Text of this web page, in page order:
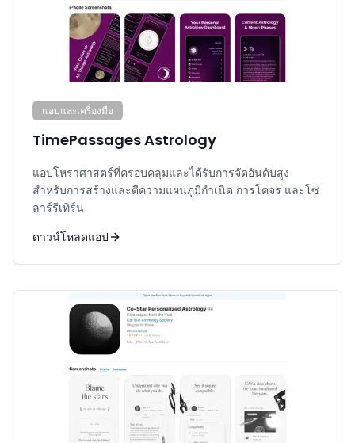
แอปและเครื่องมือ
TimePassages Astrology
แอปโหราศาสตร์ที่ครอบคลุมและได้รับการจัดอันดับสูง
สำหรับการสร้างและตีความแผนภูมิกำเนิด การโคจร และโซ
ลาร์รีเทิร์น
ดาวน์โหลดแอป